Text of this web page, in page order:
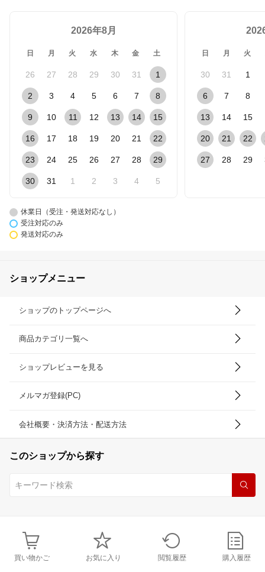
2026年8月
日 月 火 水 木 金 土
26 27 28 29 30 31 1
2 3 4 5 6 7 8
9 10 11 12 13 14 15
16 17 18 19 20 21 22
23 24 25 26 27 28 29
30 31 1 2 3 4 5
日 月 火
30 31 1
6 7 8
13 14 15
20 21 22
27 28 29
休業日（受注・発送対応なし）
受注対応のみ
発送対応のみ
ショップメニュー
ショップのトップページへ
商品カテゴリ一覧へ
ショップレビューを見る
メルマガ登録(PC)
会社概要・決済方法・配送方法
このショップから探す
買い物かご お気に入り 閲覧履歴 購入履歴